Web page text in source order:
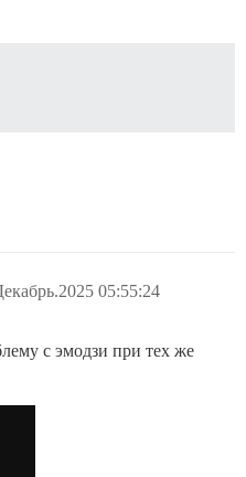
05:55:24
с эмодзи при тех же